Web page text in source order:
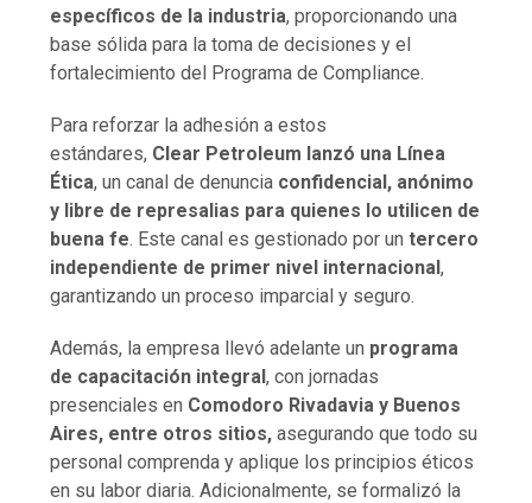
específicos de la industria, proporcionando una
base sólida para la toma de decisiones y el
fortalecimiento del Programa de Compliance.
Para reforzar la adhesión a estos
estándares, Clear Petroleum lanzó una Línea
Ética, un canal de denuncia confidencial, anónimo
y libre de represalias para quienes lo utilicen de
buena fe. Este canal es gestionado por untercero
independiente de primer nivel internacional,
garantizando un proceso imparcial y seguro.
Además, la empresa llevó adelante un programa
de capacitación integral, con jornadas
presenciales en Comodoro Rivadavia y Buenos
Aires, entre otros sitios, asegurando que todo su
personal comprenda y aplique los principios éticos
en su labor diaria. Adicionalmente, se formalizó la